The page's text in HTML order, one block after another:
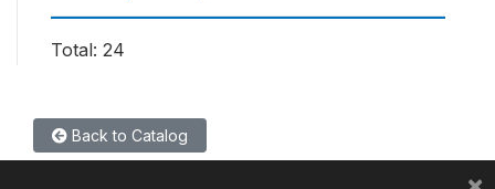
Total: 24
Back to Catalog